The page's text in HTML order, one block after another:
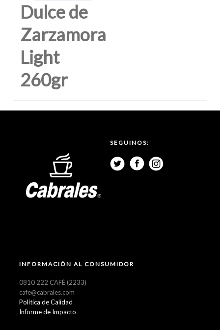
Dulce de
Zarzamora
Light
260gr
SEGUINOS:
INFORMACIÓN AL CONSUMIDOR
0810 222 CAFÉ (2233)
cafe@cabrales.com
Política de Calidad
Informe de Impacto